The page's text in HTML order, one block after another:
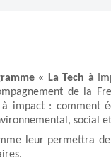
« La Tech à
de la
impact : comment
social
leur permettra